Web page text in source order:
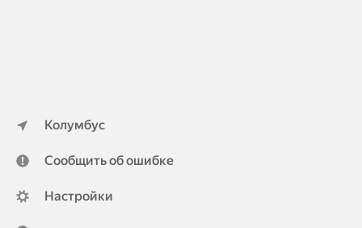
Колумбус
Сообщить об ошибке
Настройки